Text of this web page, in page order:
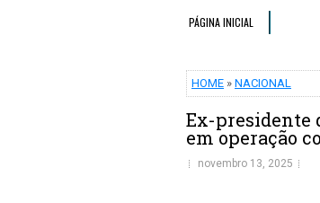
PÁGINA INICIAL
HOME » NACIONAL
Ex-presidente
em operação
novembro 13, 2025